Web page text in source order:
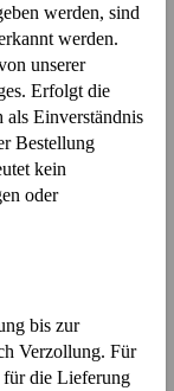
werden, sind
werden.
unserer
Erfolgt die
Einverständnis
Bestellung
kein
oder
bis zur
Verzollung. Für
für die Lieferung